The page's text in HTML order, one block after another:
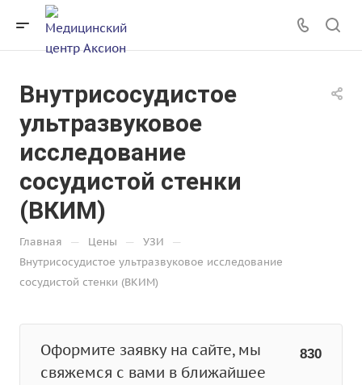
Внутрисосудистое
ультразвуковое
исследование
сосудистой стенки
(ВКИМ)
Главная — Цены — УЗИ —
Внутрисосудистое ультразвуковое исследование
сосудистой стенки (ВКИМ)
Оформите заявку на сайте, мы
свяжемся с вами в ближайшее
830